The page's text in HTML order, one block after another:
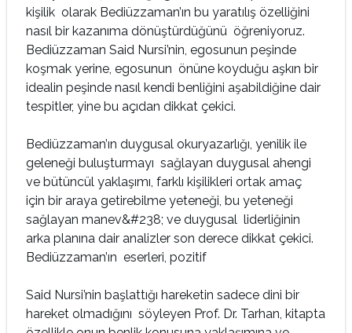
kişilik olarak Bediüzzaman’ın bu yaratılış özelliğini
nasıl bir kazanıma dönüştürdüğünü öğreniyoruz.
Bediüzzaman Said Nursi’nin, egosunun peşinde
koşmak yerine, egosunun önüne koyduğu aşkın bir
idealin peşinde nasıl kendi benliğini aşabildiğine dair
tespitler, yine bu açıdan dikkat çekici.
Bediüzzaman’ın duygusal okuryazarlığı, yenilik ile
geleneği buluşturmayı sağlayan duygusal ahengi
ve bütüncül yaklaşımı, farklı kişilikleri ortak amaç
için bir araya getirebilme yeteneği, bu yeteneği
sağlayan manev&#238; ve duygusal liderliğinin
arka planına dair analizler son derece dikkat çekici.
Bediüzzaman’ın eserleri, pozitif
Said Nursi’nin başlattığı hareketin sadece dini bir
hareket olmadığını söyleyen Prof. Dr. Tarhan, kitapta